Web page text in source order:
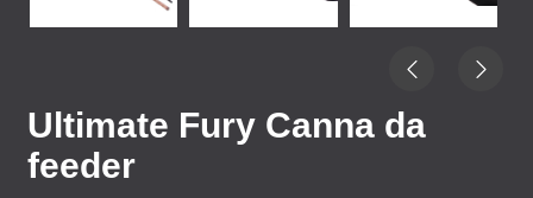
Ultimate Fury Canna da
feeder